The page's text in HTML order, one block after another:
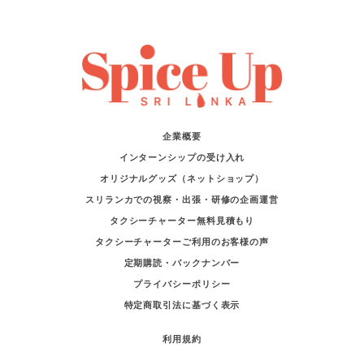
企業概要
インターンシップの受け入れ
オリジナルグッズ（ネットショップ）
スリランカでの視察・出張・研修の企画運営
タクシーチャーター無料見積もり
タクシーチャーターご利用のお客様の声
定期購読・バックナンバー
プライバシーポリシー
特定商取引法に基づく表示
利用規約